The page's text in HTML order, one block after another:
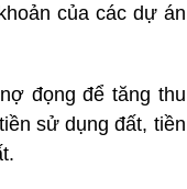
của các dự án
đọng để tăng thu
sử dụng đất, tiền